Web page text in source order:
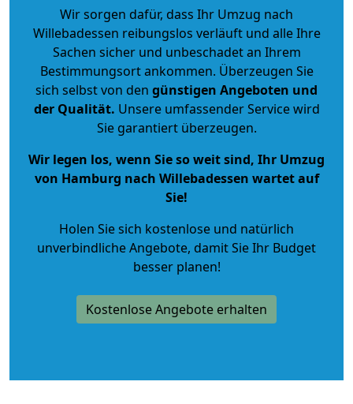
Wir sorgen dafür, dass Ihr Umzug nach
Willebadessen reibungslos verläuft und alle Ihre
Sachen sicher und unbeschadet an Ihrem
Bestimmungsort ankommen. Überzeugen Sie
sich selbst von den günstigen Angeboten und
der Qualität. Unsere umfassender Service wird
Sie garantiert überzeugen.
Wir legen los, wenn Sie so weit sind, Ihr Umzug
von Hamburg nach Willebadessen wartet auf
Sie!
Holen Sie sich kostenlose und natürlich
unverbindliche Angebote, damit Sie Ihr Budget
besser planen!
Kostenlose Angebote erhalten